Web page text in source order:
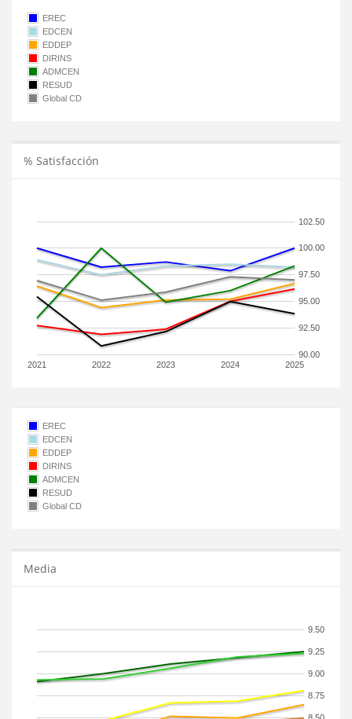
EREC
EDCEN
EDDEP
DIRINS
ADMCEN
RESUD
Global CD
% Satisfacción
2021 2022 2023 2024 2025
90.00
92.50
95.00
97.50
100.00
102.50
EREC
EDCEN
EDDEP
DIRINS
ADMCEN
RESUD
Global CD
Media
8.75
9.00
9.25
9.50